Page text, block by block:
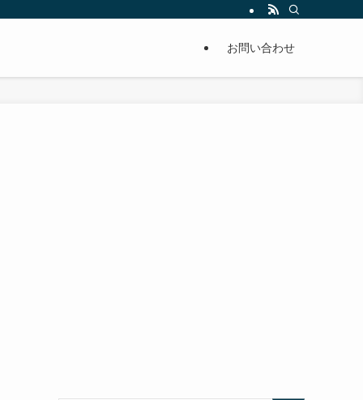
痩せることが出来るように分かりやすくまとめています。
お問い合わせ